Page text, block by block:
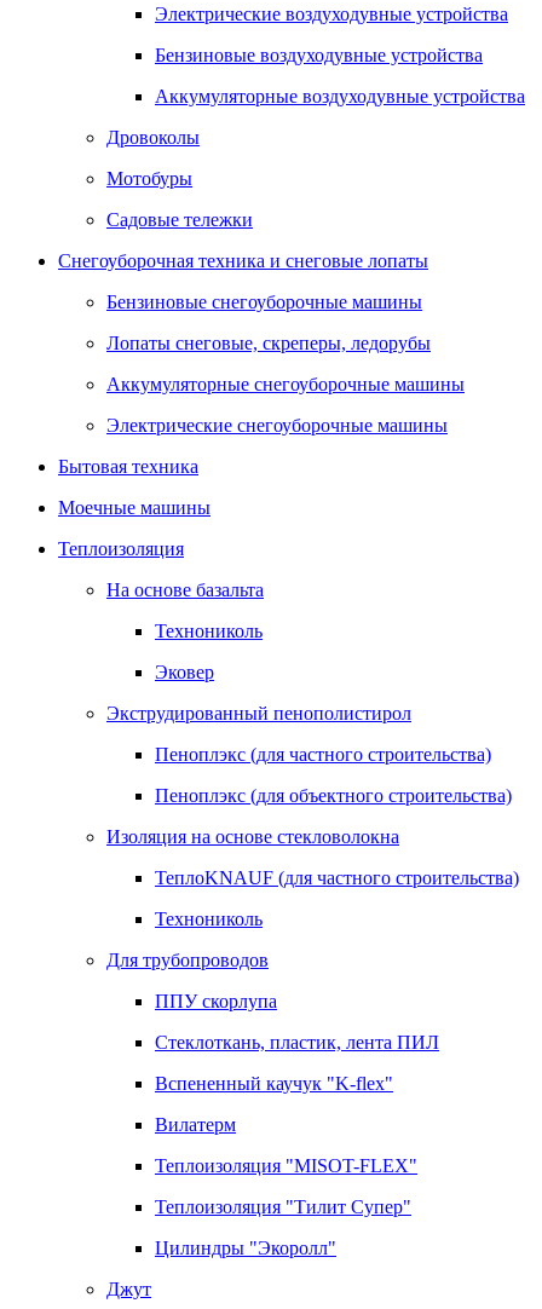
Электрические воздуходувные устройства
Бензиновые воздуходувные устройства
Аккумуляторные воздуходувные устройства
Дровоколы
Мотобуры
Садовые тележки
Снегоуборочная техника и снеговые лопаты
Бензиновые снегоуборочные машины
Лопаты снеговые, скреперы, ледорубы
Аккумуляторные снегоуборочные машины
Электрические снегоуборочные машины
Бытовая техника
Моечные машины
Теплоизоляция
На основе базальта
Технониколь
Эковер
Экструдированный пенополистирол
Пеноплэкс (для частного строительства)
Пеноплэкс (для объектного строительства)
Изоляция на основе стекловолокна
ТеплоKNAUF (для частного строительства)
Технониколь
Для трубопроводов
ППУ скорлупа
Стеклоткань, пластик, лента ПИЛ
Вспененный каучук "K-flex"
Вилатерм
Теплоизоляция "MISOT-FLEX"
Теплоизоляция "Тилит Супер"
Цилиндры "Экоролл"
Джут